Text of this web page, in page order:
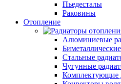
Пьедесталы
Раковины
Отопление
Алюминиевые
Стальные
Чугунные
Комплектующие